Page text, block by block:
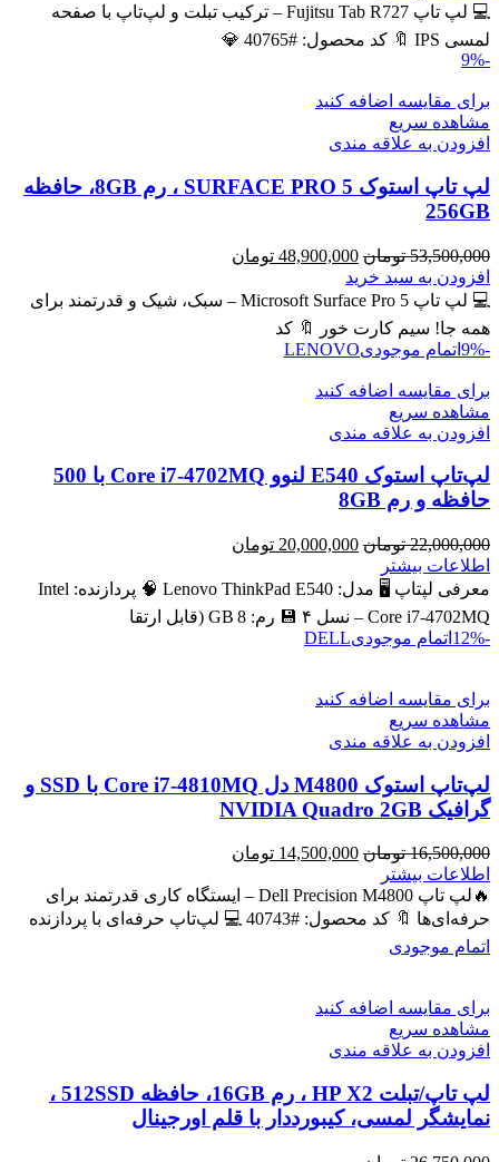
💻 لپ تاپ Fujitsu Tab R727 – ترکیب تبلت و لپ‌تاپ با صفحه
لمسی IPS 🔖 کد محصول: #40765 💎
-9%
برای مقایسه اضافه کنید
مشاهده سریع
افزودن به علاقه مندی
لپ تاپ استوک SURFACE PRO 5 ، رم 8GB، حافظه
256GB
53,500,000 تومان قیمت
اصلی
53,500,000 تومان
48,900,000 تومان
48,900,000 تومان
افزودن به سبد خرید
💻 لپ تاپ Microsoft Surface Pro 5 – سبک، شیک و قدرتمند برای
همه جا! سیم کارت خور 🔖 کد
-9%
اتمام موجودیLENOVO
برای مقایسه اضافه کنید
مشاهده سریع
افزودن به علاقه مندی
لپ‌تاپ استوک E540 لنوو Core i7-4702MQ با 500
حافظه و رم 8GB
22,000,000 تومان قیمت
22,000,000 تومان
20,000,000 تومان
20,000,000 تومان
است.
اطلاعات بیشتر
معرفی لپتاپ 🖥️ مدل: Lenovo ThinkPad E540 🧠 پردازنده: Intel
Core i7‑4702MQ – نسل ۴ 💾 رم: 8 GB (قابل ارتقا
-12%
اتمام موجودیDELL
برای مقایسه اضافه کنید
مشاهده سریع
افزودن به علاقه مندی
لپ‌تاپ استوک M4800 دل Core i7-4810MQ با SSD و
گرافیک NVIDIA Quadro 2GB
16,500,000 تومان قیمت
16,500,000 تومان
بود.
14,500,000 تومان
14,500,000 تومان
است.
اطلاعات بیشتر
🔥لپ تاپ Dell Precision M4800 – ایستگاه کاری قدرتمند برای
حرفه‌ای‌ها 🔖 کد محصول: #40743 💻 لپ‌تاپ حرفه‌ای با پردازنده
اتمام موجودی
برای مقایسه اضافه کنید
مشاهده سریع
افزودن به علاقه مندی
لپ تاپ/تبلت HP X2 ، رم 16GB، حافظه 512SSD ،
نمایشگر لمسی، کیبورددار با قلم اورجینال